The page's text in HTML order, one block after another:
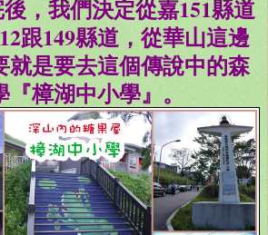
，我們決定從嘉151縣道
跟149縣道，從華山這邊
就是要去這個傳說中的森
樟湖中小學』。